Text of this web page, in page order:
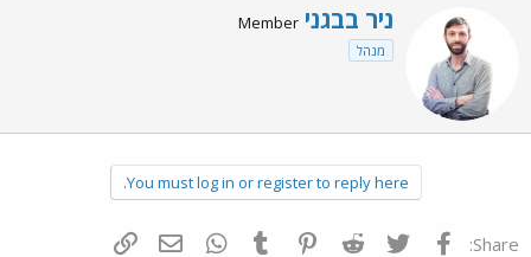
W
r
i
n
b
y
ניר בבגני Member
מנהל
You must log in or register to reply here.
Share: פייסבוק Twitter
Reddit
Pinterest
Tumblr
WhatsAppדואר אלקטרוני